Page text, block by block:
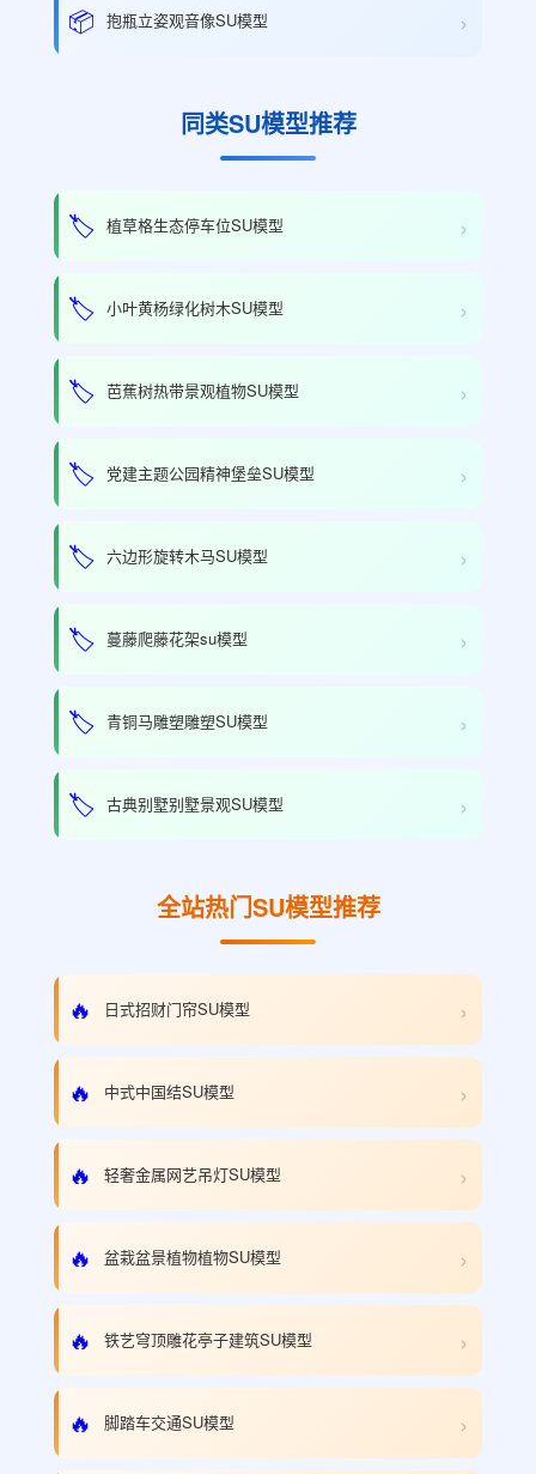
📦 抱瓶立姿观音像SU模型 ›
同类SU模型推荐
🏷️ 植草格生态停车位SU模型 ›
🏷️ 小叶黄杨绿化树木SU模型 ›
🏷️ 芭蕉树热带景观植物SU模型 ›
🏷️ 党建主题公园精神堡垒SU模型 ›
🏷️ 六边形旋转木马SU模型 ›
🏷️ 蔓藤爬藤花架su模型 ›
🏷️ 青铜马雕塑雕塑SU模型 ›
🏷️ 古典别墅别墅景观SU模型 ›
全站热门SU模型推荐
🔥 日式招财门帘SU模型 ›
🔥 中式中国结SU模型 ›
🔥 轻奢金属网艺吊灯SU模型 ›
🔥 盆栽盆景植物植物SU模型 ›
🔥 铁艺穹顶雕花亭子建筑SU模型 ›
🔥 脚踏车交通SU模型 ›